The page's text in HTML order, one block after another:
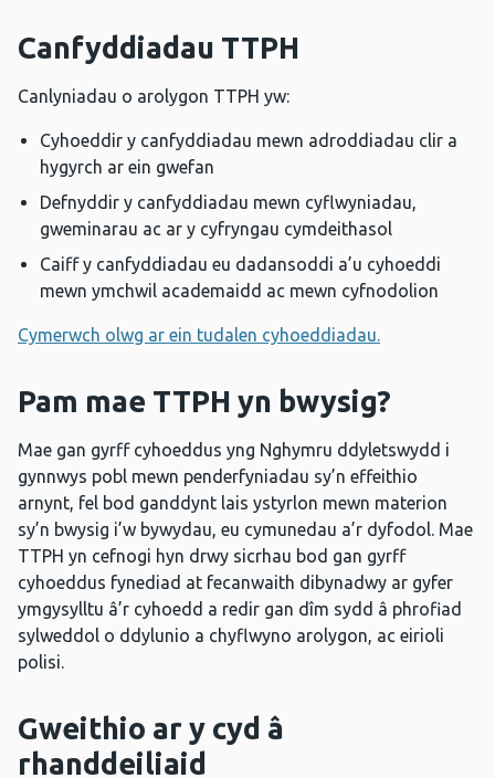
Canfyddiadau TTPH
Canlyniadau o arolygon TTPH yw:
Cyhoeddir y canfyddiadau mewn adroddiadau clir a
hygyrch ar ein gwefan
Defnyddir y canfyddiadau mewn cyflwyniadau,
gweminarau ac ar y cyfryngau cymdeithasol
Caiff y canfyddiadau eu dadansoddi a’u cyhoeddi
mewn ymchwil academaidd ac mewn cyfnodolion
Cymerwch olwg ar ein tudalen cyhoeddiadau.
Pam mae TTPH yn bwysig?
Mae gan gyrff cyhoeddus yng Nghymru ddyletswydd i
gynnwys pobl mewn penderfyniadau sy’n effeithio
arnynt, fel bod ganddynt lais ystyrlon mewn materion
sy’n bwysig i’w bywydau, eu cymunedau a’r dyfodol. Mae
TTPH yn cefnogi hyn drwy sicrhau bod gan gyrff
cyhoeddus fynediad at fecanwaith dibynadwy ar gyfer
ymgysylltu â’r cyhoedd a redir gan dîm sydd â phrofiad
sylweddol o ddylunio a chyflwyno arolygon, ac eirioli
polisi.
Gweithio ar y cyd â
rhanddeiliaid